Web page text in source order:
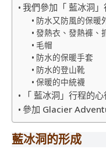
我們參加「 藍冰洞
防水又防風的保暖
發熱衣、發熱褲、
毛帽
防水的保暖手套
防水的登山靴
保暖的中統襪
「 藍冰洞」行程的
參加 Glacier
藍冰洞的形成